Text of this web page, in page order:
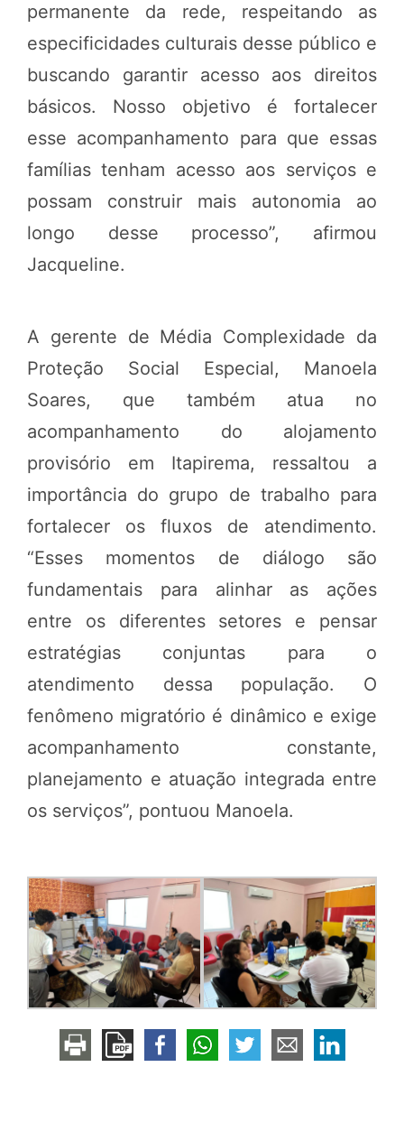
permanente da rede, respeitando as
especificidades culturais desse público e
buscando garantir acesso aos direitos
básicos. Nosso objetivo é fortalecer
esse acompanhamento para que essas
famílias tenham acesso aos serviços e
possam construir mais autonomia ao
longo desse processo”, afirmou
Jacqueline.
A gerente de Média Complexidade da
Proteção Social Especial, Manoela
Soares, que também atua no
acompanhamento do alojamento
provisório em Itapirema, ressaltou a
importância do grupo de trabalho para
fortalecer os fluxos de atendimento.
“Esses momentos de diálogo são
fundamentais para alinhar as ações
entre os diferentes setores e pensar
estratégias conjuntas para o
atendimento dessa população. O
fenômeno migratório é dinâmico e exige
acompanhamento constante,
planejamento e atuação integrada entre
os serviços”, pontuou Manoela.